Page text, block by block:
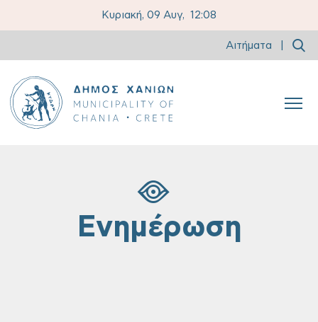
Κυριακή, 09 Αυγ, 12:08
Αιτήματα
Ενημέρωση